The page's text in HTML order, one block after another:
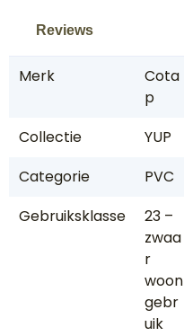
Reviews
Merk
Cota
p
Collectie
YUP
Categorie
PVC
Gebruiksklasse
23 –
zwaa
r
woon
gebr
uik